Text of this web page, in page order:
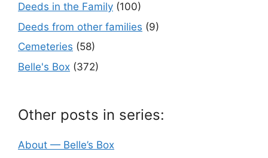
Deeds in the Family (100)
Deeds from other families (9)
Cemeteries (58)
Belle's Box (372)
Other posts in series:
About — Belle’s Box